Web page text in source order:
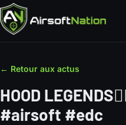
← Retour aux actus
HOOD
#airsoft #edc